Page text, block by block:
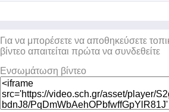
Για να μπορέσετε να αποθηκεύσετε
βίντεο απαιτείται πρώτα να συνδεθείτε
Ενσωμάτωση βίντεο